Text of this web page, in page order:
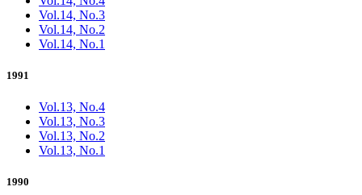
Vol.14, No.3
Vol.14, No.2
Vol.14, No.1
1991
Vol.13, No.4
Vol.13, No.3
Vol.13, No.2
Vol.13, No.1
1990